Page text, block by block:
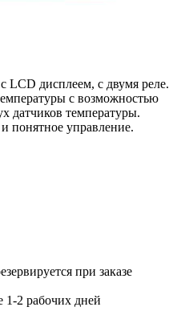
LCD дисплеем, с двумя реле.
с возможностью
датчиков температуры.
понятное управление.
при заказе
1-2 рабочих дней